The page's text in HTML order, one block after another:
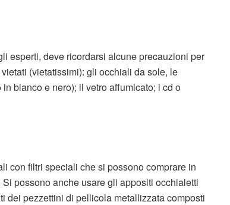
esperti, deve ricordarsi alcune precauzioni per
(vietatissimi): gli occhiali da sole, le
bianco e nero); il vetro affumicato; i cd o
con filtri speciali che si possono comprare in
possono anche usare gli appositi occhialetti
dei pezzettini di pellicola metallizzata composti